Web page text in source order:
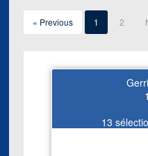
« Previous 1 2
13